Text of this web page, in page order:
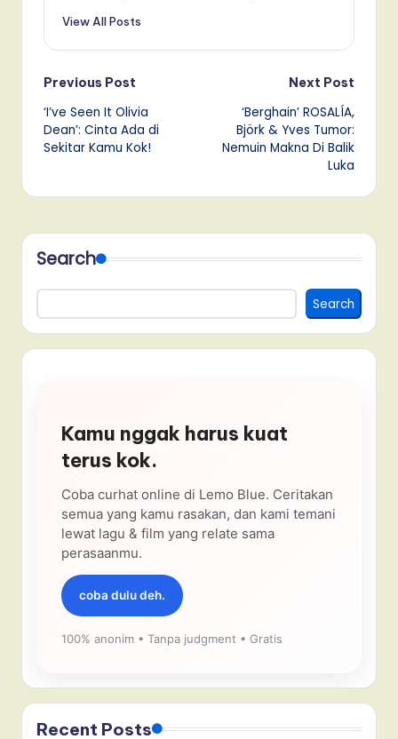
View All Posts
Post
navigation
Previous Post
‘I’ve Seen It Olivia
Dean’: Cinta Ada di
Sekitar Kamu Kok!
Next Post
‘Berghain’ ROSALÍA,
Björk & Yves Tumor:
Nemuin Makna Di Balik
Luka
Search
Search
Kamu nggak harus kuat
terus kok.
Coba curhat online di Lemo Blue. Ceritakan
semua yang kamu rasakan, dan kami temani
lewat lagu & film yang relate sama
perasaanmu.
coba dulu deh.
100% anonim • Tanpa judgment • Gratis
Recent Posts